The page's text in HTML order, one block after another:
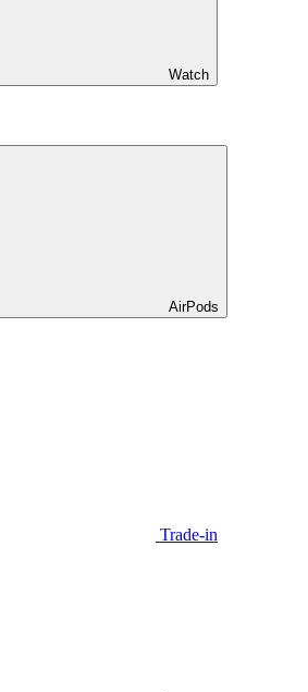
Watch
AirPods
Trade-in